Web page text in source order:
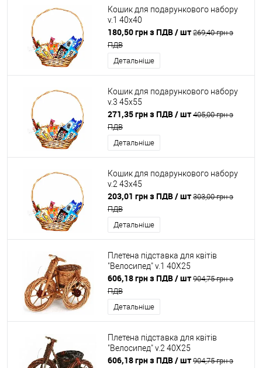
Кошик для подарункового набору
v.1 40x40
180,50 грн з ПДВ/ шт 269,40 грн з
ПДВ
Детальніше
Кошик для подарункового набору
v.3 45x55
271,35 грн з ПДВ/ шт 405,00 грн з
ПДВ
Детальніше
Кошик для подарункового набору
v.2 43x45
203,01 грн з ПДВ/ шт 303,00 грн з
ПДВ
Детальніше
Плетена підставка для квітів
"Велосипед" v.1 40X25
606,18 грн з ПДВ/ шт 904,75 грн з
ПДВ
Детальніше
Плетена підставка для квітів
"Велосипед" v.2 40X25
606,18 грн з ПДВ/ шт 904,75 грн з